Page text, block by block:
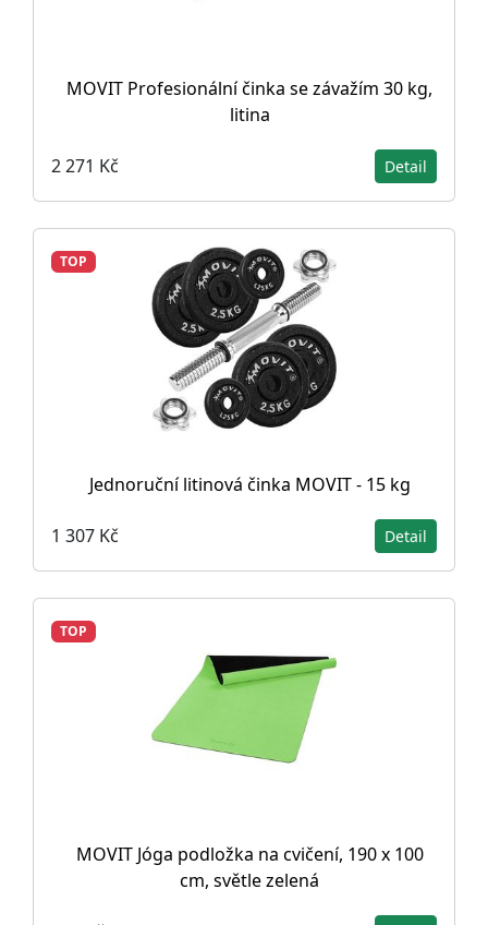
MOVIT Profesionální činka se závažím 30 kg,
litina
2 271 Kč Detail
TOP
Jednoruční litinová činka MOVIT - 15 kg
1 307 Kč Detail
TOP
MOVIT Jóga podložka na cvičení, 190 x 100
cm, světle zelená